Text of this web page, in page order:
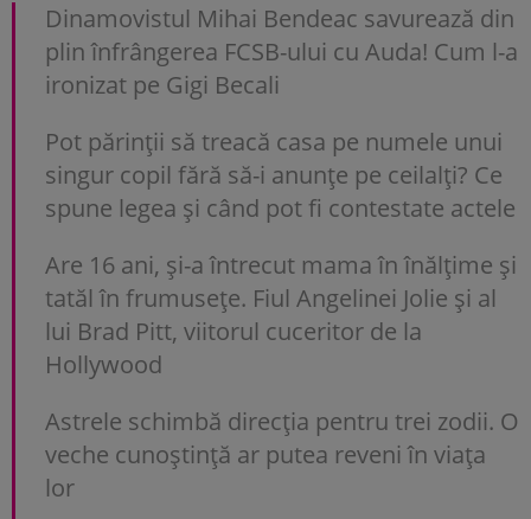
Dinamovistul Mihai Bendeac savurează din
plin înfrângerea FCSB-ului cu Auda! Cum l-a
ironizat pe Gigi Becali
Pot părinții să treacă casa pe numele unui
singur copil fără să-i anunțe pe ceilalți? Ce
spune legea și când pot fi contestate actele
Are 16 ani, și-a întrecut mama în înălțime și
tatăl în frumusețe. Fiul Angelinei Jolie și al
lui Brad Pitt, viitorul cuceritor de la
Hollywood
Astrele schimbă direcția pentru trei zodii. O
veche cunoștință ar putea reveni în viața
lor